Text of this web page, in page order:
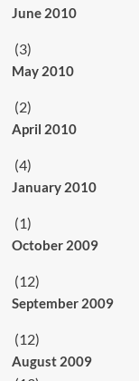
June 2010
(3)
May 2010
(2)
April 2010
(4)
January 2010
(1)
October 2009
(12)
September 2009
(12)
August 2009